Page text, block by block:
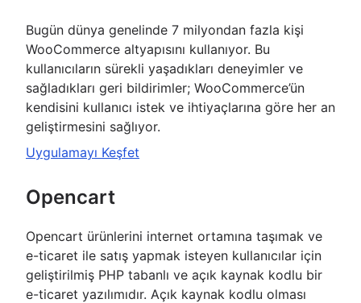
Bugün dünya genelinde 7 milyondan fazla kişi
WooCommerce altyapısını kullanıyor. Bu
kullanıcıların sürekli yaşadıkları deneyimler ve
sağladıkları geri bildirimler; WooCommerce’ün
kendisini kullanıcı istek ve ihtiyaçlarına göre her an
geliştirmesini sağlıyor.
Uygulamayı Keşfet
Opencart
Opencart ürünlerini internet ortamına taşımak ve
e-ticaret ile satış yapmak isteyen kullanıcılar için
geliştirilmiş PHP tabanlı ve açık kaynak kodlu bir
e-ticaret yazılımıdır. Açık kaynak kodlu olması